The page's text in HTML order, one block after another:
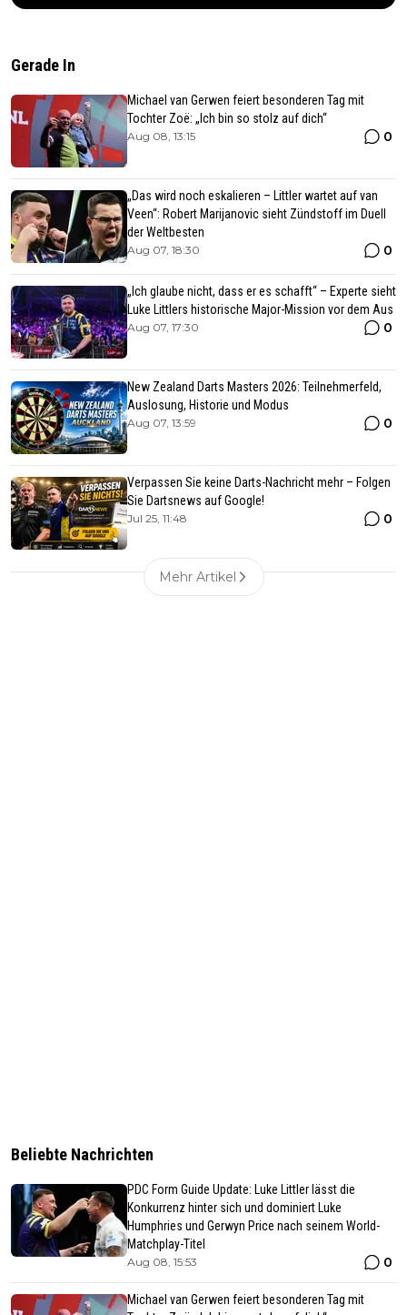
Gerade In
Michael van Gerwen feiert besonderen Tag mit
Tochter Zoë: „Ich bin so stolz auf dich“
Aug 08, 13:15 0
„Das wird noch eskalieren – Littler wartet auf van
Veen“: Robert Marijanovic sieht Zündstoff im Duell
der Weltbesten
Aug 07, 18:30 0
„Ich glaube nicht, dass er es schafft“ – Experte sieht
Luke Littlers historische Major-Mission vor dem Aus
Aug 07, 17:30 0
New Zealand Darts Masters 2026: Teilnehmerfeld,
Auslosung, Historie und Modus
Aug 07, 13:59 0
Verpassen Sie keine Darts-Nachricht mehr – Folgen
Sie Dartsnews auf Google!
Jul 25, 11:48 0
Mehr Artikel
Beliebte Nachrichten
PDC Form Guide Update: Luke Littler lässt die
Konkurrenz hinter sich und dominiert Luke
Humphries und Gerwyn Price nach seinem World-
Matchplay-Titel
Aug 08, 15:53 0
Michael van Gerwen feiert besonderen Tag mit